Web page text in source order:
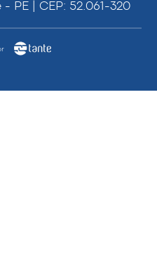
PE | CEP: 52.061-320